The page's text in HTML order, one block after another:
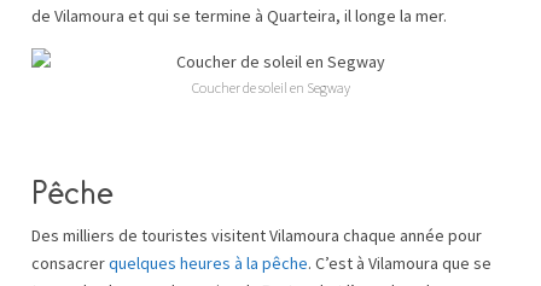
de Vilamoura et qui se termine à Quarteira, il longe la mer.
Coucher de soleil en Segway
Pêche
Des milliers de touristes visitent Vilamoura chaque année pour
consacrerquelques heures à la pêche. C’est à Vilamoura que se